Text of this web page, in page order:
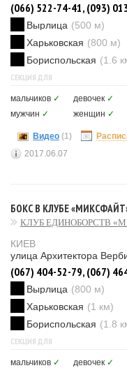
(066) 522-74-41, (093)
Вырлица (500 м)
Харьковская (800 м)
Бориспольская (1.6
СЕКЦИЯ ДЛЯ
мальчиков ✓ девочек ✓
мужчин ✓ женщин ✓
Видео (1)
2017.06.07
БОКС В КЛУБЕ
КЛУБ ЕДИНОБОРСТВ
КИЕВ
улица Архитектора
(067) 404-52-79, (067)
Вырлица (800 м)
Харьковская (1 км)
Бориспольская (1.8
СЕКЦИЯ ДЛЯ
мальчиков ✓ девочек ✓